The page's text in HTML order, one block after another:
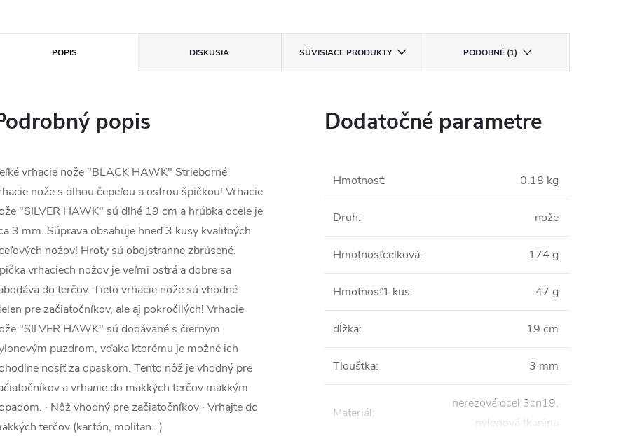
POPIS DISKUSIA SÚVISIACE PRODUKTY PODOBNÉ (1)
popis
vrhacie nože "BLACK HAWK" Strieborné
nože s dlhou čepeľou a ostrou špičkou! Vrhacie
"SILVER HAWK" sú dlhé 19 cm a hrúbka ocele je
3 mm. Súprava obsahuje hneď 3 kusy kvalitných
nožov! Hroty sú obojstranne zbrúsené.
vrhaciech nožov je veľmi ostrá a dobre sa
do terčov. Tieto vrhacie nože sú vhodné
pre začiatočníkov, ale aj pokročilých! Vrhacie
"SILVER HAWK" sú dodávané s čiernym
puzdrom, vďaka ktorému je možné ich
nosiť za opaskom. Tento nôž je vhodný pre
a vrhanie do mäkkých terčov mäkkým
· Nôž vhodný pre začiatočníkov · Vrhajte do
terčov (kartón, molitan…)
Dodatočné parametre
Hmotnosť: 0.18 kg
Druh: nože
Hmotnosťcelková: 174 g
Hmotnosť1 kus: 47 g
dĺžka: 19 cm
Tloušťka: 3 mm
Materiál:
nerezová ocel 3cn19,
nylonová tkanina